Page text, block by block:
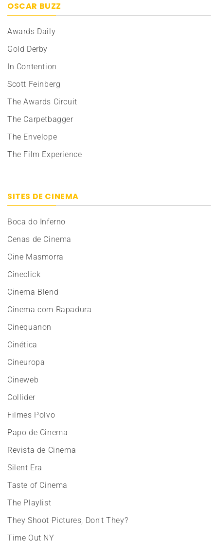
OSCAR BUZZ
Awards Daily
Gold Derby
In Contention
Scott Feinberg
The Awards Circuit
The Carpetbagger
The Envelope
The Film Experience
SITES DE CINEMA
Boca do Inferno
Cenas de Cinema
Cine Masmorra
Cineclick
Cinema Blend
Cinema com Rapadura
Cinequanon
Cinética
Cineuropa
Cineweb
Collider
Filmes Polvo
Papo de Cinema
Revista de Cinema
Silent Era
Taste of Cinema
The Playlist
They Shoot Pictures, Don't They?
Time Out NY